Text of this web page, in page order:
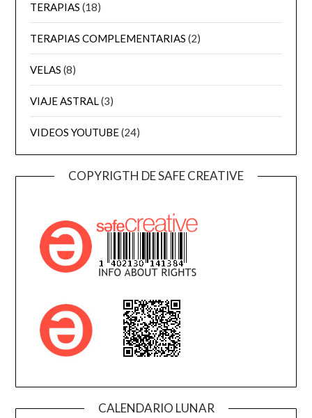
TERAPIAS (18)
TERAPIAS COMPLEMENTARIAS (2)
VELAS (8)
VIAJE ASTRAL(3)
VIDEOS YOUTUBE(24)
COPYRIGTH DE SAFE CREATIVE
CALENDARIO LUNAR